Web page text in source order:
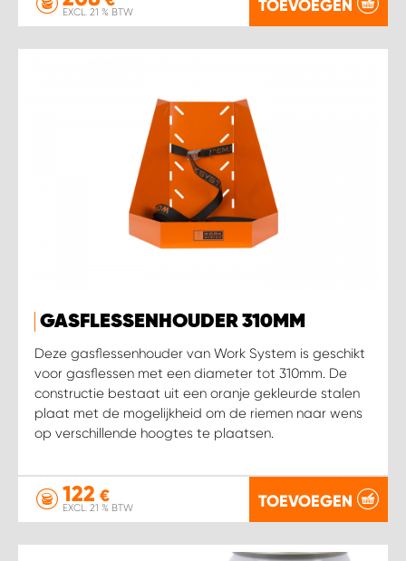
EXCL. 21 % BTW TOEVOEGEN
GASFLESSENHOUDER 310MM
Deze gasflessenhouder van Work System is geschikt
voor gasflessen met een diameter tot 310mm. De
constructie bestaat uit een oranje gekleurde stalen
plaat met de mogelijkheid om de riemen naar wens
op verschillende hoogtes te plaatsen.
122 €
EXCL. 21 % BTW TOEVOEGEN